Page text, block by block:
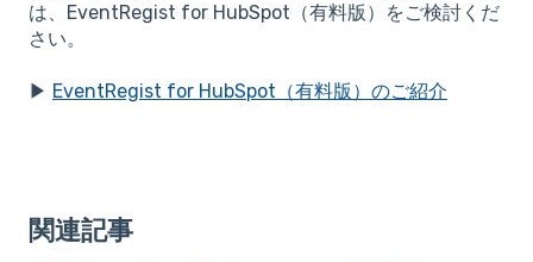
は、EventRegist for HubSpot（有料版）をご検討くだ
さい。
▶ EventRegist for HubSpot（有料版）のご紹介
関連記事